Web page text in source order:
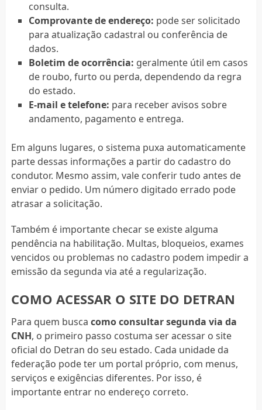
consulta.
Comprovante de endereço: pode ser solicitado
para atualização cadastral ou conferência de
dados.
Boletim de ocorrência: geralmente útil em casos
de roubo, furto ou perda, dependendo da regra
do estado.
E-mail e telefone: para receber avisos sobre
andamento, pagamento e entrega.
Em alguns lugares, o sistema puxa automaticamente
parte dessas informações a partir do cadastro do
condutor. Mesmo assim, vale conferir tudo antes de
enviar o pedido. Um número digitado errado pode
atrasar a solicitação.
Também é importante checar se existe alguma
pendência na habilitação. Multas, bloqueios, exames
vencidos ou problemas no cadastro podem impedir a
emissão da segunda via até a regularização.
COMO ACESSAR O SITE DO DETRAN
Para quem busca como consultar segunda via da
CNH, o primeiro passo costuma ser acessar o site
oficial do Detran do seu estado. Cada unidade da
federação pode ter um portal próprio, com menus,
serviços e exigências diferentes. Por isso, é
importante entrar no endereço correto.